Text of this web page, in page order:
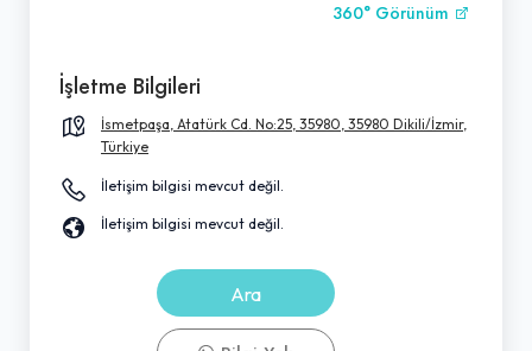
360° Görünüm
İşletme Bilgileri
İsmetpaşa, Atatürk Cd. No:25, 35980, 35980 Dikili/İzmir,
Türkiye
İletişim bilgisi mevcut değil.
İletişim bilgisi mevcut değil.
Ara